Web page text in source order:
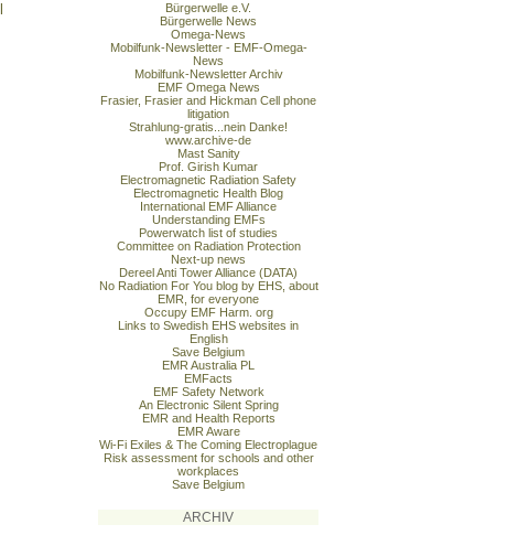
Bürgerwelle e.V.
Bürgerwelle News
Omega-News
Mobilfunk-Newsletter - EMF-Omega-
News
Mobilfunk-Newsletter Archiv
EMF Omega News
Frasier, Frasier and Hickman Cell phone
litigation
Strahlung-gratis...nein Danke!
www.archive-de
Mast Sanity
Prof. Girish Kumar
Electromagnetic Radiation Safety
Electromagnetic Health Blog
International EMF Alliance
Understanding EMFs
Powerwatch list of studies
Committee on Radiation Protection
Next-up news
Dereel Anti Tower Alliance (DATA)
No Radiation For You blog by EHS, about
EMR, for everyone
Occupy EMF Harm. org
Links to Swedish EHS websites in
English
Save Belgium
EMR Australia PL
EMFacts
EMF Safety Network
An Electronic Silent Spring
EMR and Health Reports
EMR Aware
Wi-Fi Exiles & The Coming Electroplague
Risk assessment for schools and other
workplaces
Save Belgium
ARCHIV